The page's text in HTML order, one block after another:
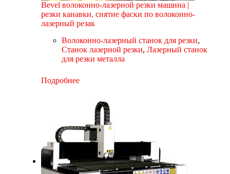
Bevel волоконно-лазерной резки машина |
резки канавки, снятие фаски по волоконно-
лазерный резак
Волоконно-лазерный станок для резки,
Станок лазерной резки,Лазерный станок
для резки металла
Подробнее